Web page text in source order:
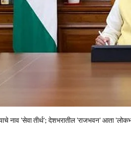
नाव 'सेवा तीर्थ'; देशभरातील 'राजभवन' आता